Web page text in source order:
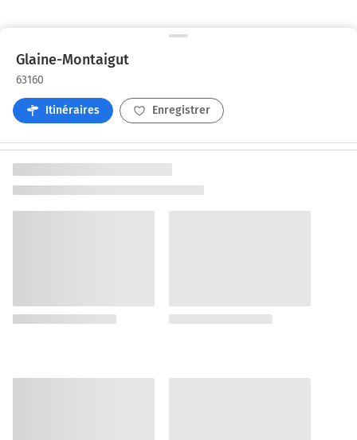
Glaine-Montaigut
63160
Itinéraires Enregistrer